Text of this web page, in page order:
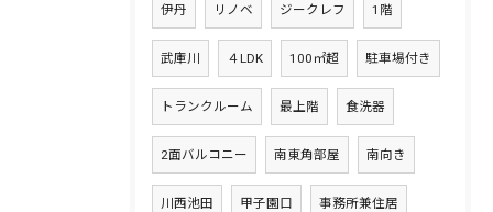
伊丹 リノベ ジークレフ 1階
武庫川 ４LDK 100㎡超 駐車場付き
トランクルーム 最上階 食洗器
2面バルコニー 南東角部屋 南向き
川西池田 甲子園口 事務所兼住居